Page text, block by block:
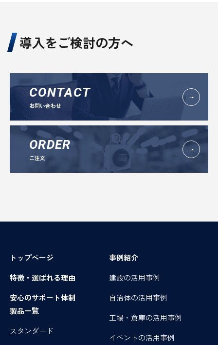
導入をご検討の方へ
CONTACT
お問い合わせ
ORDER
ご注文
トップページ
特徴・選ばれる理由
安心のサポート体制
製品一覧
スタンダード
事例紹介
建設の活用事例
自治体の活用事例
工場・倉庫の活用事例
イベントの活用事例